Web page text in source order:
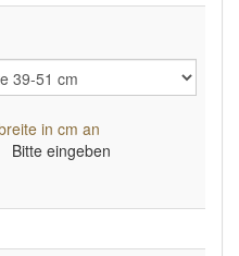
in cm an
Bitte eingeben